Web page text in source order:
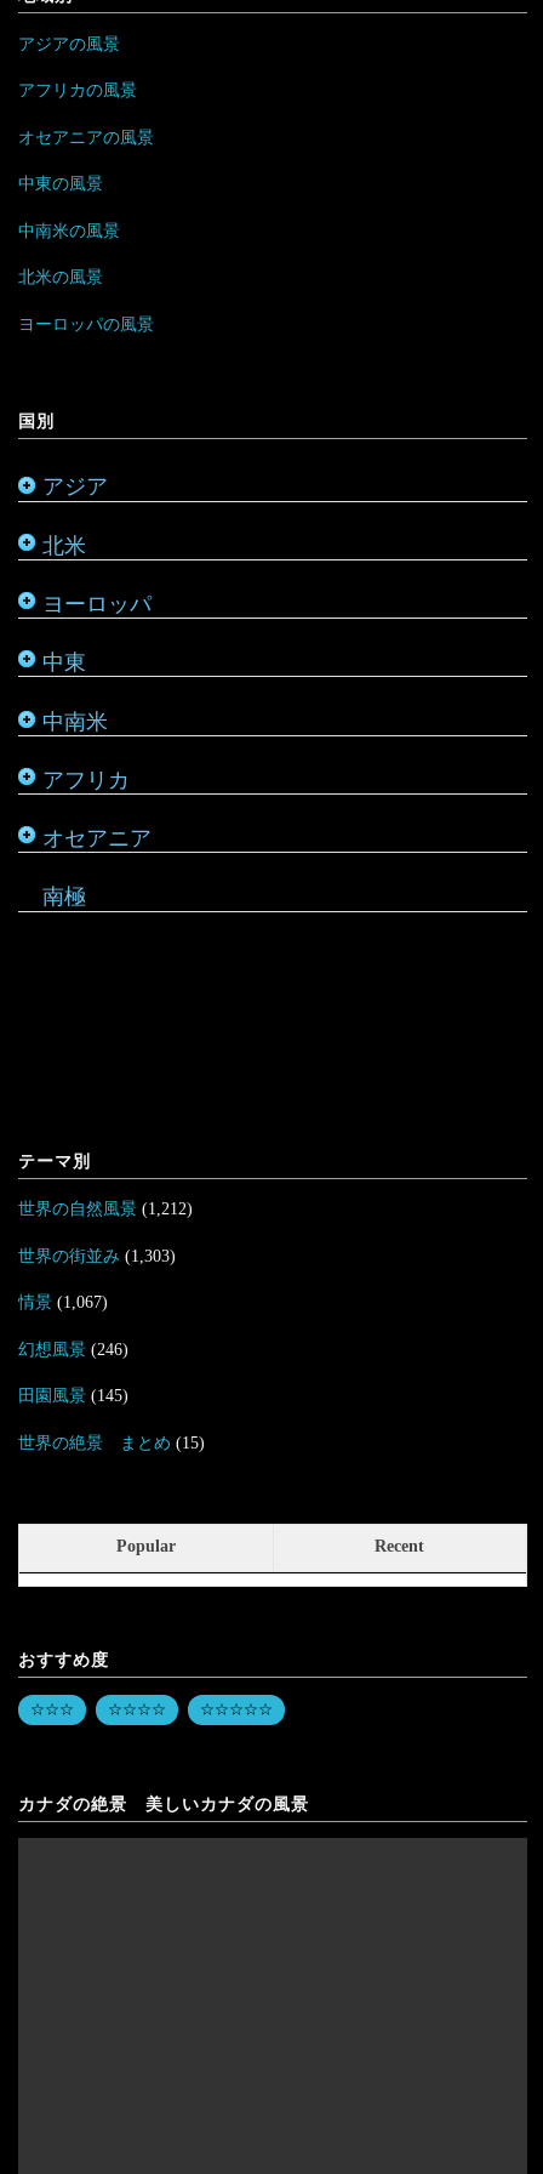
アジアの風景
アフリカの風景
オセアニアの風景
中東の風景
中南米の風景
北米の風景
ヨーロッパの風景
国別
アジア
ブータン
ベトナム
ボルネオ
マレーシア
モルディブ
北米
カナダ
メキシコ
ヨーロッパ
マルタ
モナコ
モンテネグロ
リトアニア
ルクセンブルク
ロシア
タタールスタン共和国
中東
イエメン
イスラエル
イラン
クウェート
バーレーン
パレスチナ
ヨルダン
レバノン
中南米
トリニダード・トバゴ
ニカラグア
ハイチ
パラグアイ
ブラジル
ベネズエラ
ベリーズ
ペルー
ボリビア
ホンジュラス
アフリカ
ザンビア
ジンバブエ
スーダン
チュニジア
マダガスカル
マラウイ
南アフリカ
モザンビーク
モロッコ
モーリシャス
ルワンダ
オセアニア
オーストラリア
サモア
ソロモン諸島
トンガ
ニュージーランド
バヌアツ
パラオ
仏領ポリネシア
タヒチ
マーシャル諸島
南極
テーマ別
世界の自然風景(1,212)
世界の街並み (1,303)
情景(1,067)
幻想風景(246)
田園風景(145)
世界の絶景 まとめ (15)
Popular Recent
おすすめ度
☆☆☆ ☆☆☆☆ ☆☆☆☆☆
カナダの絶景 美しいカナダの風景